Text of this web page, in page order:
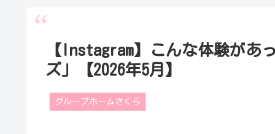
【Instagram】こんな体験があ
ズ」【2026年5月】
グループホームさくら